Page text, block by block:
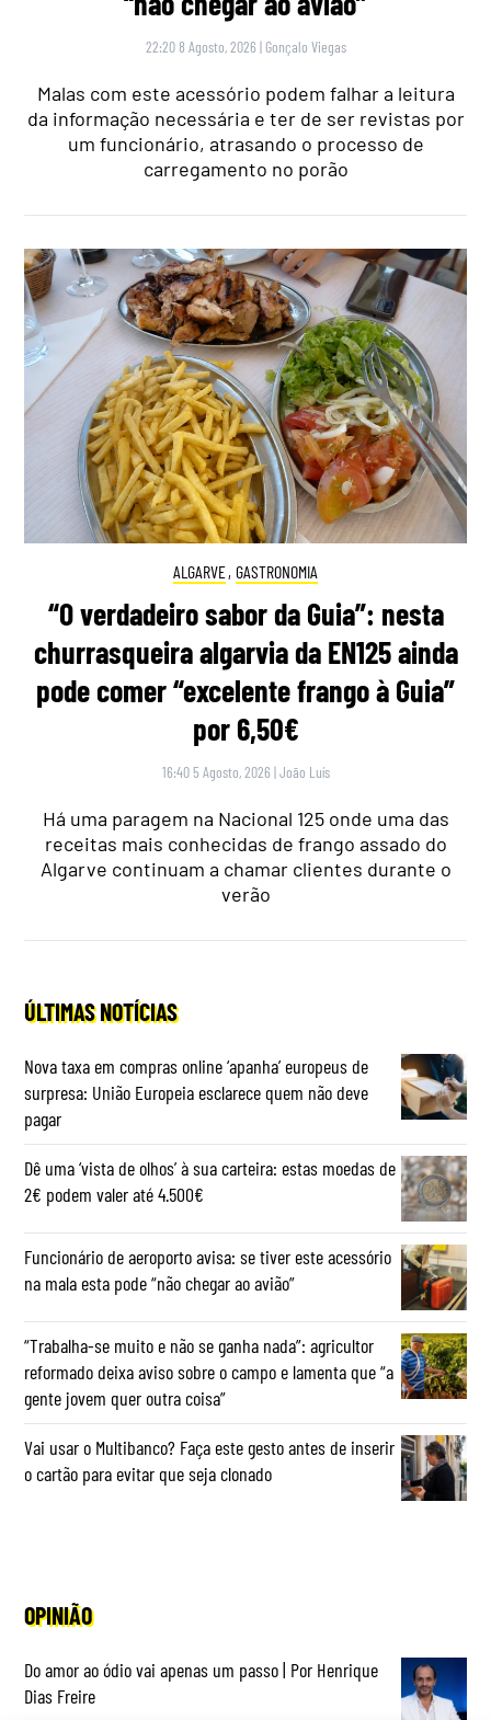
22:20 8 Agosto, 2026 | Gonçalo Viegas
Malas com este acessório podem falhar a leitura
da informação necessária e ter de ser revistas por
um funcionário, atrasando o processo de
carregamento no porão
ALGARVE, GASTRONOMIA
“O verdadeiro sabor da Guia”: nesta
churrasqueira algarvia da EN125 ainda
pode comer “excelente frango à Guia”
por 6,50€
16:40 5 Agosto, 2026 |João Luís
Há uma paragem na Nacional 125 onde uma das
receitas mais conhecidas de frango assado do
Algarve continuam a chamar clientes durante o
verão
ÚLTIMAS NOTÍCIAS
Nova taxa em compras online ‘apanha’ europeus de
surpresa: União Europeia esclarece quem não deve
pagar
Dê uma ‘vista de olhos’ à sua carteira: estas moedas de
2€ podem valer até 4.500€
Funcionário de aeroporto avisa: se tiver este acessório
na mala esta pode “não chegar ao avião”
“Trabalha-se muito e não se ganha nada”: agricultor
reformado deixa aviso sobre o campo e lamenta que “a
gente jovem quer outra coisa”
Vai usar o Multibanco? Faça este gesto antes de inserir
o cartão para evitar que seja clonado
OPINIÃO
Do amor ao ódio vai apenas um passo | Por Henrique
Dias Freire